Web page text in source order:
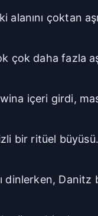
alanını çoktan
çok daha fazla
içeri girdi,
bir ritüel
dinlerken,